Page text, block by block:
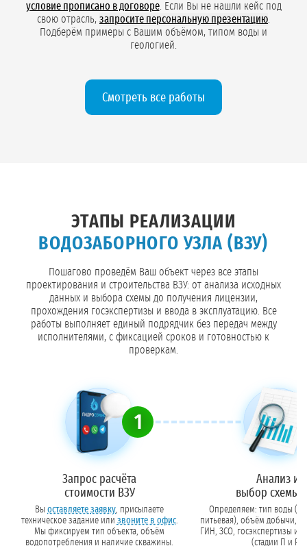
условие прописано в договоре. Если Вы не нашли кейс под
свою отрасль, запросите персональную презентацию
Подберём примеры с Вашим объёмом, типом воды и
геологией.
Смотреть все работы
ЭТАПЫ РЕАЛИЗАЦИИ
ВОДОЗАБОРНОГО УЗЛА (ВЗУ)
Пошагово проведём Ваш объект через все этапы
проектирования и строительства ВЗУ: от анализа исходных
данных и выбора схемы до получения лицензии,
прохождения госэкспертизы и ввода в эксплуатацию. Все
работы выполняет единый подрядчик без передач между
исполнителями, с фиксацией сроков и готовностью к
проверкам.
1
Запрос расчёта
стоимости ВЗУ
Вы оставляете заявку, присылаете
техническое задание или звоните в офис.
Мы фиксируем тип объекта, объём
водопотребления и наличие скважины.
Анализ и
выбор схемы
Определяем: тип воды
питьевая), объём добычи,
ГИН, ЗСО, госэкспертизы и состав проекта
(стадии П и Р).